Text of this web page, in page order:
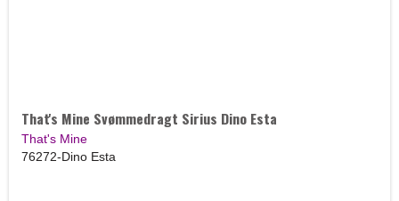
That's Mine Svømmedragt Sirius Dino Esta
That's Mine
76272-Dino Esta